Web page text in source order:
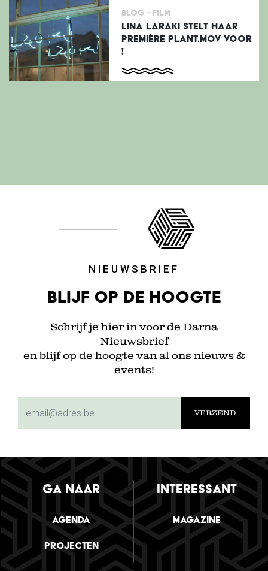
Blog - Film
LINA LARAKI STELT HAAR
PREMIÈRE PLANT.MOV VOOR
!
NIEUWSBRIEF
Blijf op de hoogte
Schrijf je hier in voor de Darna
Nieuwsbrief
en blijf op de hoogte van al ons nieuws &
events!
GA NAAR
Agenda
Projecten
INTERESSANT
Magazine